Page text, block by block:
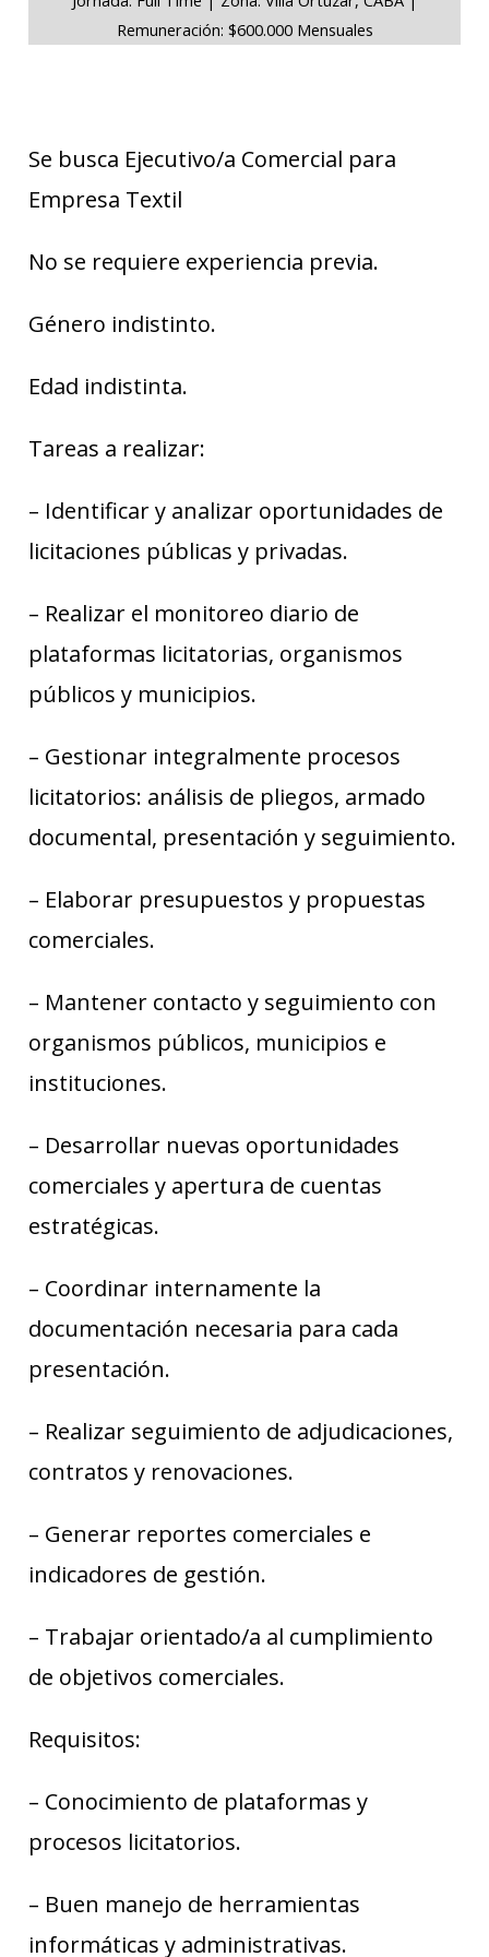
Remuneración: $600.000 Mensuales
Se busca Ejecutivo/a Comercial para
Empresa Textil
No se requiere experiencia previa.
Género indistinto.
Edad indistinta.
Tareas a realizar:
– Identificar y analizar oportunidades de
licitaciones públicas y privadas.
– Realizar el monitoreo diario de
plataformas licitatorias, organismos
públicos y municipios.
– Gestionar integralmente procesos
licitatorios: análisis de pliegos, armado
documental, presentación y seguimiento.
– Elaborar presupuestos y propuestas
comerciales.
– Mantener contacto y seguimiento con
organismos públicos, municipios e
instituciones.
– Desarrollar nuevas oportunidades
comerciales y apertura de cuentas
estratégicas.
– Coordinar internamente la
documentación necesaria para cada
presentación.
– Realizar seguimiento de adjudicaciones,
contratos y renovaciones.
– Generar reportes comerciales e
indicadores de gestión.
– Trabajar orientado/a al cumplimiento
de objetivos comerciales.
Requisitos:
– Conocimiento de plataformas y
procesos licitatorios.
– Buen manejo de herramientas
informáticas y administrativas.